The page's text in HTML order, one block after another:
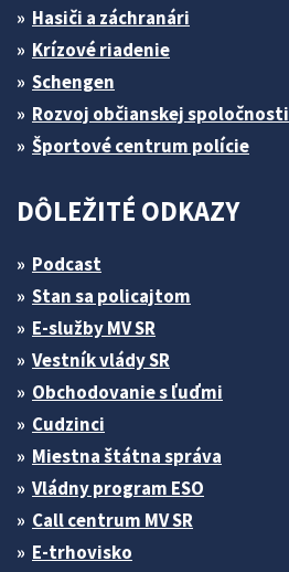
Hasiči a záchranári
Krízové riadenie
Schengen
Rozvoj občianskej spoločnosti
Športové centrum polície
DÔLEŽITÉ ODKAZY
Podcast
Stan sa policajtom
E-služby MV SR
Vestník vlády SR
Obchodovanie s ľuďmi
Cudzinci
Miestna štátna správa
Vládny program ESO
Call centrum MV SR
E-trhovisko